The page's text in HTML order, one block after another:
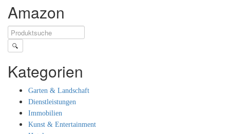
Amazon
🔍
Kategorien
Garten & Landschaft
Dienstleistungen
Immobilien
Kunst & Entertainment